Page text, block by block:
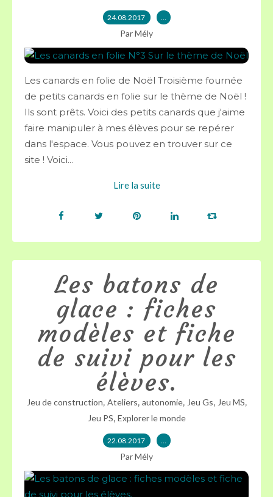
24.08.2017 …
Par Mély
Les canards en folie de Noël Troisième fournée
de petits canards en folie sur le thème de Noël !
Ils sont prêts. Voici des petits canards que j'aime
faire manipuler à mes élèves pour se repérer
dans l'espace. Vous pouvez en trouver sur ce
site ! Voici...
Lire la suite
Les batons de
glace : fiches
modèles et fiche
de suivi pour les
élèves.
Jeu de construction, Ateliers, autonomie, Jeu Gs, Jeu MS,
Jeu PS, Explorer le monde
22.08.2017 …
Par Mély